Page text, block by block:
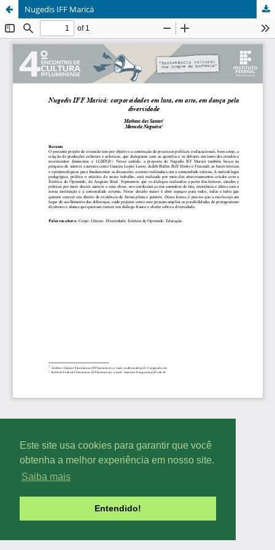
Este site usa cookies para garantir que você
obtenha a melhor experiência em nosso site.
Saiba mais
Entendido!
Nugedis IFF Maricá